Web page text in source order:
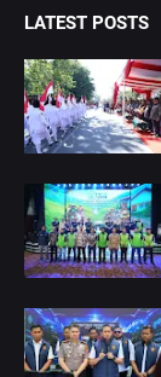
LATEST POSTS